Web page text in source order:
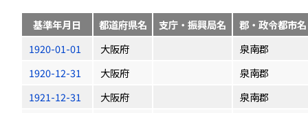
基準年月日 都道府県名 支庁・振興局名
郡・政令都市名
1920-01-01
大阪府
泉南郡
1920-12-31
大阪府
泉南郡
1921-12-31
大阪府
泉南郡